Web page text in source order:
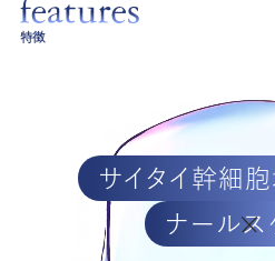
特徴
サイタイ幹細
ナールス